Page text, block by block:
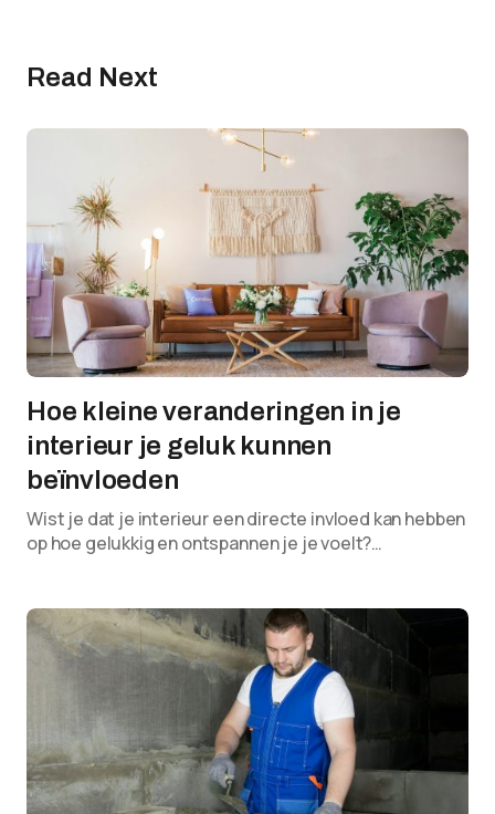
Read Next
Hoe kleine veranderingen in je
interieur je geluk kunnen
beïnvloeden
Wist je dat je interieur een directe invloed kan hebben
op hoe gelukkig en ontspannen je je voelt?…